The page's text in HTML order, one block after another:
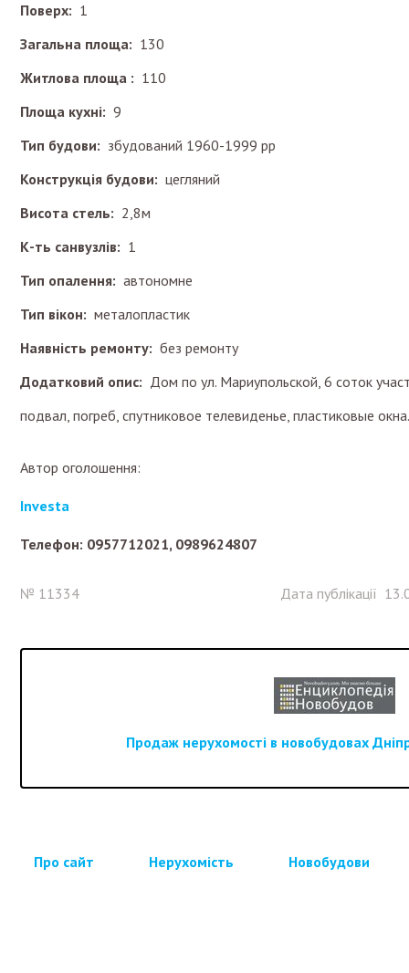
Поверх: 1
Загальна площа: 130
Житлова площа : 110
Площа кухні: 9
Тип будови: збудований 1960-1999 рр
Конструкція будови: цегляний
Висота стель: 2,8м
К-ть санвузлів: 1
Тип опалення: автономне
Тип вікон: металопластик
Наявність ремонту: без ремонту
Додатковий опис: Дом по ул. Мариупольской, 6 соток
подвал, погреб, спутниковое телевиденье, пластиковые окна.
Автор оголошення:
Investa
Телефон: 0957712021, 0989624807
№ 11334 Дата публікації
Продаж нерухомості в новобудовах
Про сайт Нерухомість Новобудови